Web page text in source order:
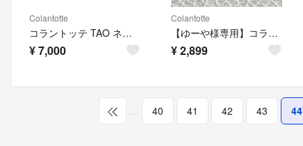
Colantotte
コラントッテ TAO ネックレス 期間限定お値下げ
¥7,000
Colantotte
【ゆーや様専用】コラントッテ
¥2,899
40 41 42 43 44